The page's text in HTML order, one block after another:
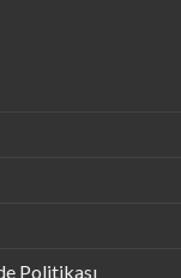
Politikası